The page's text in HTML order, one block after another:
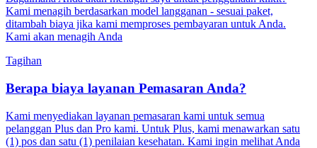
Kami menagih berdasarkan model langganan - sesuai paket,
ditambah biaya jika kami memproses pembayaran untuk Anda.
Kami akan menagih Anda
Tagihan
Berapa biaya layanan Pemasaran Anda?
Kami menyediakan layanan pemasaran kami untuk semua
pelanggan Plus dan Pro kami. Untuk Plus, kami menawarkan satu
(1) pos dan satu (1) penilaian kesehatan. Kami ingin melihat Anda